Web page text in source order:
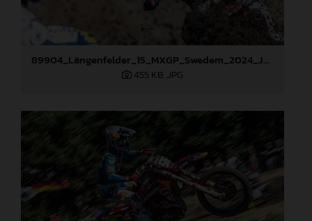
89904_Längenfelder_15_MXGP_Swedem_2024_JPA_22A7409
455 KB .JPG